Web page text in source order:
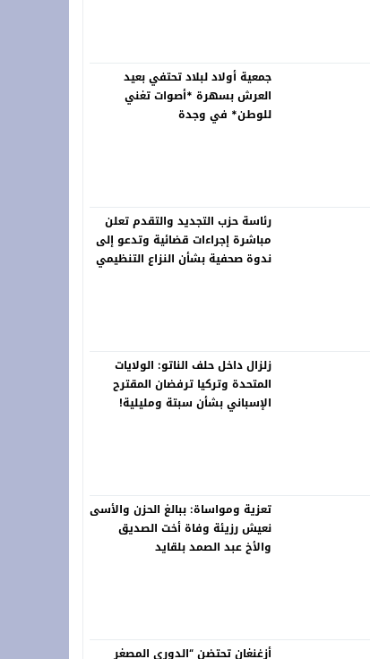
الرواد ونبض التراث في لوحات خالدة
جمعية أولاد لبلاد تحتفي بعيد
العرش بسهرة *أصوات تغني
للوطن* في وجدة
رئاسة حزب التجديد والتقدم تعلن
مباشرة إجراءات قضائية وتدعو إلى
ندوة صحفية بشأن النزاع التنظيمي
زلزال داخل حلف الناتو: الولايات
المتحدة وتركيا ترفضان المقترح
الإسباني بشأن سبتة ومليلية!
تعزية ومواساة: ببالغ الحزن والأسى
نعيش رزيئة وفاة أخت الصديق
والأخ عبد الصمد بلقايد
أزغنغان تحتضن “الدوري المصغر